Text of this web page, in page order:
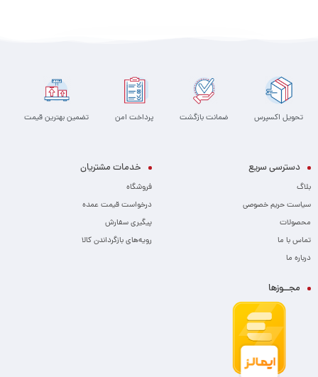
تحویل اکسپرس ضمانت بازگشت پرداخت امن تضمین بهترین قیمت
دسترسی سریع
بلاگ
سیاست حریم خصوصی
محصولات
تماس با ما
درباره ما
خدمات مشتریان
فروشگاه
درخواست قیمت عمده
پیگیری سفارش
رویه‌های بازگرداندن کالا
مجــوزها